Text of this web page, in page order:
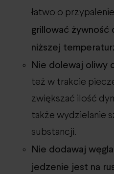
łatwo o
grillować żywność
niższej
Nie dolewaj oliwy
też w trakcie
zwiększać ilość
także wydzielanie
substancji.
Nie dodawaj
jedzenie jest na